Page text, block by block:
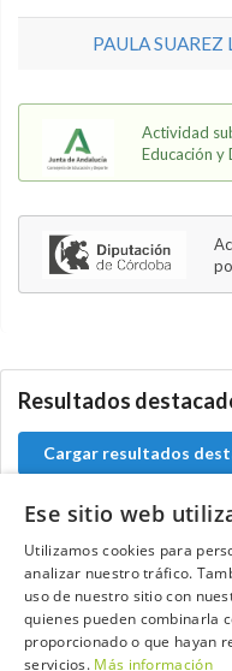
PAULA SUAREZ
Actividad
Educación y
Resultados
Cargar resultados
Contacta con
Opina
Ese sitio web
Utilizamos cookies para
analizar nuestro tráfico.
uso de nuestro sitio con
quienes pueden combinarla
proporcionado o que hayan
servicios. Más información